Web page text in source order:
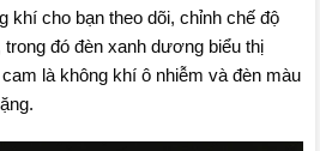
khí cho bạn theo dõi, chỉnh chế độ
đó đèn xanh dương biểu thị
là không khí ô nhiễm và đèn màu